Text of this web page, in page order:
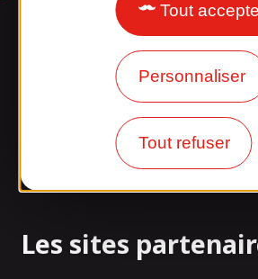
Tout
Personnaliser
Tout refuser
Rejoignez-nous !
Les sites